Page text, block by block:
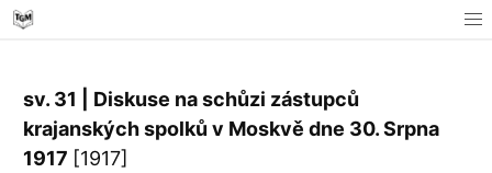
sv. 31 | Diskuse na schůzi zástupců
krajanských spolků v Moskvě dne 30. Srpna
1917 [1917]